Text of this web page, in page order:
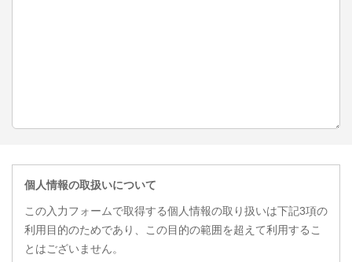
個人情報の取扱いについて
この入力フォームで取得する個人情報の取り扱いは下記3項の
利用目的のためであり、この目的の範囲を超えて利用するこ
とはございません。